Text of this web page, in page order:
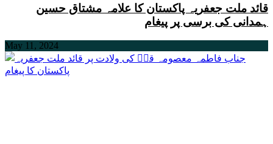
قائد ملت جعفریہ پاکستان کا علامہ مشتاق حسین
ہمدانی کی برسی پر پیغام
May 11, 2024